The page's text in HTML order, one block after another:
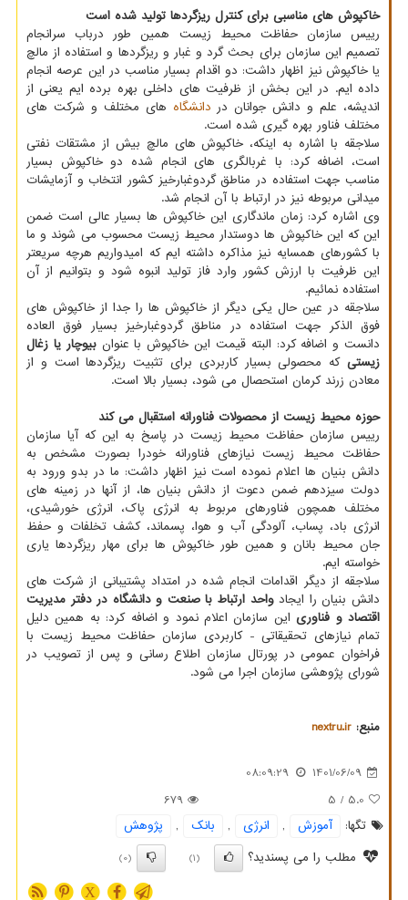
خاکپوش های مناسبی برای کنترل ریزگردها تولید شده است
رییس سازمان حفاظت محیط زیست همین طور درباب سرانجام
تصمیم این سازمان برای بحث گرد و غبار و ریزگردها و استفاده از مالچ
یا خاکپوش نیز اظهار داشت: دو اقدام بسیار مناسب در این عرصه انجام
داده ایم. در این بخش از ظرفیت های داخلی بهره برده ایم یعنی از
اندیشه، علم و دانش جوانان در دانشگاه های مختلف و شرکت های
مختلف فناور بهره گیری شده است.
سلاجقه با اشاره به اینکه، خاکپوش های مالچ بیش از مشتقات نفتی
است، اضافه کرد: با غربالگری های انجام شده دو خاکپوش بسیار
مناسب جهت استفاده در مناطق گردوغبارخیز کشور انتخاب و آزمایشات
میدانی مربوطه نیز در ارتباط با آن انجام شد.
وی اشاره کرد: زمان ماندگاری این خاکپوش ها بسیار عالی است ضمن
این که این خاکپوش ها دوستدار محیط زیست محسوب می شوند و ما
با کشورهای همسایه نیز مذاکره داشته ایم که امیدواریم هرچه سریعتر
این ظرفیت با ارزش کشور وارد فاز تولید انبوه شود و بتوانیم از آن
استفاده نمائیم.
سلاجقه در عین حال یکی دیگر از خاکپوش ها را جدا از خاکپوش های
فوق الذکر جهت استفاده در مناطق گردوغبارخیز بسیار فوق العاده
دانست و اضافه کرد: البته قیمت این خاکپوش با عنوانبیوچار یا زغال
زیستی که محصولی بسیار کاربردی برای تثبیت ریزگردها است و از
معادن زرند کرمان استحصال می شود، بسیار بالا است.
حوزه محیط زیست از محصولات فناورانه استقبال می کند
رییس سازمان حفاظت محیط زیست در پاسخ به این که آیا سازمان
حفاظت محیط زیست نیازهای فناورانه خودرا بصورت مشخص به
دانش بنیان ها اعلام نموده است نیز اظهار داشت: ما در بدو ورود به
دولت سیزدهم ضمن دعوت از دانش بنیان ها، از آنها در زمینه های
مختلف همچون فناورهای مربوط به انرژی پاک، انرژی خورشیدی،
انرژی باد، پساب، آلودگی آب و هوا، پسماند، کشف تخلفات و حفظ
جان محیط بانان و همین طور خاکپوش ها برای مهار ریزگردها یاری
خواسته ایم.
سلاجقه از دیگر اقدامات انجام شده در امتداد پشتیبانی از شرکت های
دانش بنیان را ایجاد واحد ارتباط با صنعت و دانشگاه در دفتر مدیریت
اقتصاد و فناوریاین سازمان اعلام نمود و اضافه کرد: به همین دلیل
تمام نیازهای تحقیقاتی - کاربردی سازمان حفاظت محیط زیست با
فراخوان عمومی در پورتال سازمان اطلاع رسانی و پس از تصویب در
شورای پژوهشی سازمان اجرا می شود.
منبع: nextru.ir
1401/06/09
08:09:29
5.0
/ 5
679
تگها:
آموزش , انرژی , بانك ,
پژوهش
مطلب را می پسندید؟
(1)
(0)
X